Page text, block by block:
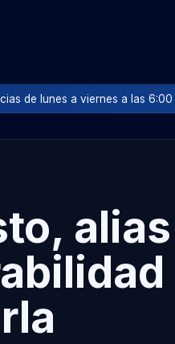
de lunes a viernes a las 6:00